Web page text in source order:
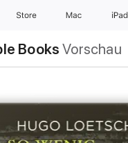
Store Mac iPad
Books Vorschau